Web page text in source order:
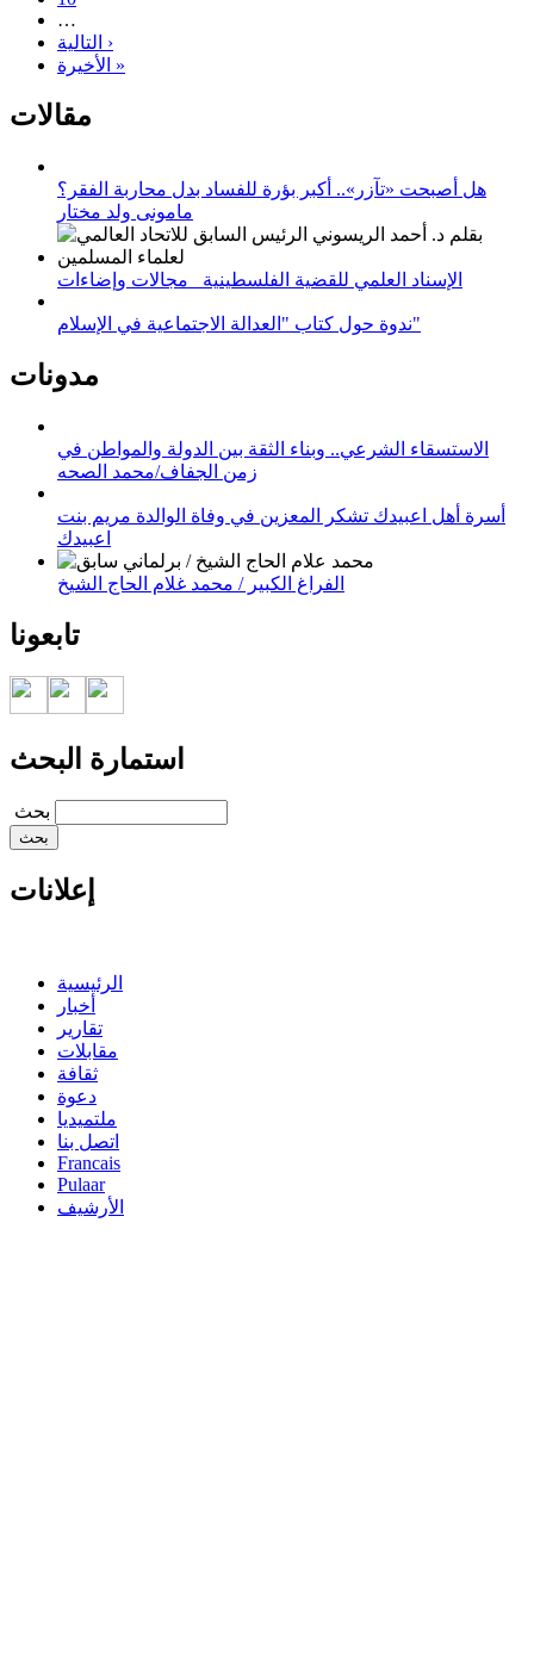
…
التالية ›
الأخيرة »
مقالات
هل أصبحت «تآزر».. أكبر بؤرة للفساد بدل محاربة الفقر؟
مامونى ولد مختار
الإسناد العلمي للقضية الفلسطينية_ مجالات وإضاءات
ندوة حول كتاب "العدالة الاجتماعية في الإسلام"
مدونات
الاستسقاء الشرعي.. وبناء الثقة بين الدولة والمواطن في
زمن الجفاف/محمد الصحه
أسرة أهل اعبيدك تشكر المعزين في وفاة الوالدة مريم بنت
اعبيدك
الفراغ الكبير / محمد غلام الحاج الشيخ
تابعونا
استمارة البحث
‏بحث ‏
إعلانات
الرئيسية
أخبار
تقارير
مقابلات
ثقافة
دعوة
ملتميديا
اتصل بنا
Francais
Pulaar
الأرشيف